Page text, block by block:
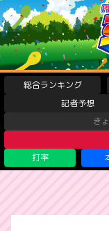
総合ランキング
記者予想
き
打率